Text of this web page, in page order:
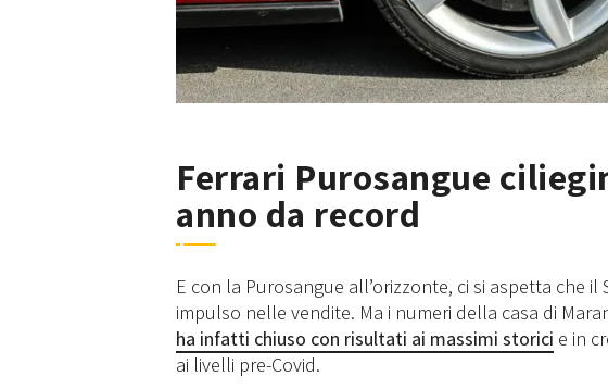
Ferrari Purosangue
anno da record
E con la Purosangue all’orizzonte, ci si aspetta che
impulso nelle vendite. Ma i numeri della casa di
ha infatti chiuso con risultati ai massimi storici e in
ai livelli pre-Covid.